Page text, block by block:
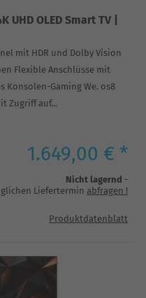
UHD OLED Smart TV |
mit HDR und Dolby Vision
Flexible Anschlüsse mit
Konsolen-Gaming We. os8
Zugriff auf...
1.649,00 € *
Nicht lagernd -
Liefertermin abfragen !
Produktdatenblatt